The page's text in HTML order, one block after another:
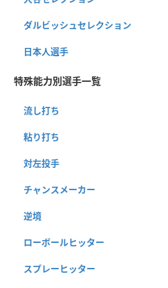
ダルビッシュセレクション
日本人選手
特殊能力別選手一覧
流し打ち
粘り打ち
対左投手
チャンスメーカー
逆境
ローボールヒッター
スプレーヒッター